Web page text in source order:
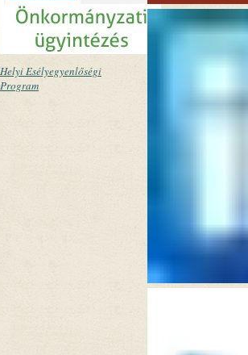
Helyi Esélyegyenlőségi
Program